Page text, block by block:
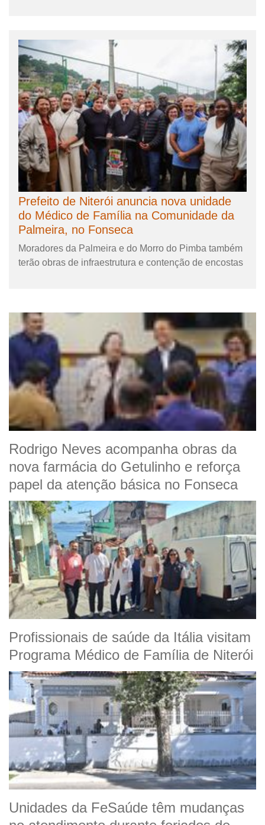
Prefeito de Niterói anuncia nova unidade
do Médico de Família na Comunidade da
Palmeira, no Fonseca
Moradores da Palmeira e do Morro do Pimba também
terão obras de infraestrutura e contenção de encostas
Rodrigo Neves acompanha obras da
nova farmácia do Getulinho e reforça
papel da atenção básica no Fonseca
Profissionais de saúde da Itália visitam
Programa Médico de Família de Niterói
Unidades da FeSaúde têm mudanças